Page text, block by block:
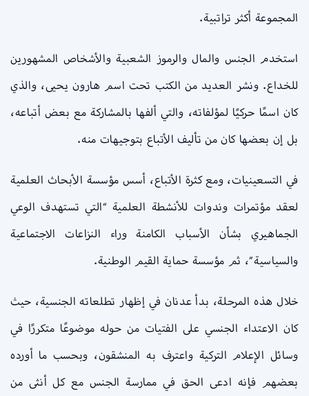
المجموعة أكثر تراتبية.
استخدم الجنس والمال والرموز الشعبية والأشخاص المشهورين
للخداع. ونشر العديد من الكتب تحت اسم هارون يحيى، والذي
كان اسمًا حركيًا لمؤلفاته، والتي ألفها بالمشاركة مع بعض أتباعه،
بل إن بعضها كان من تأليف الأتباع بتوجيهات منه.
في التسعينيات، ومع كثرة الأتباع، أسس مؤسسة الأبحاث العلمية
لعقد مؤتمرات وندوات للأنشطة العلمية “التي تستهدف الوعي
الجماهيري بشأن الأسباب الكامنة وراء النزاعات الاجتماعية
والسياسية”، ثم مؤسسة حماية القيم الوطنية.
خلال هذه المرحلة، بدأ عدنان في إظهار تطلعاته الجنسية، حيث
كان الاعتداء الجنسي على الفتيات من حوله موضوعًا متكررًا في
وسائل الإعلام التركية واعترف به المنشقون، وبحسب ما أورده
بعضهم فإنه ادعى الحق في ممارسة الجنس مع كل أنثى من